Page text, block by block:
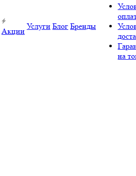
Акции
Услуги Блог Бренды
на